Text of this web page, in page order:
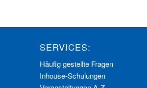
SERVICES:
Häufig gestellte Fragen
Inhouse-Schulungen